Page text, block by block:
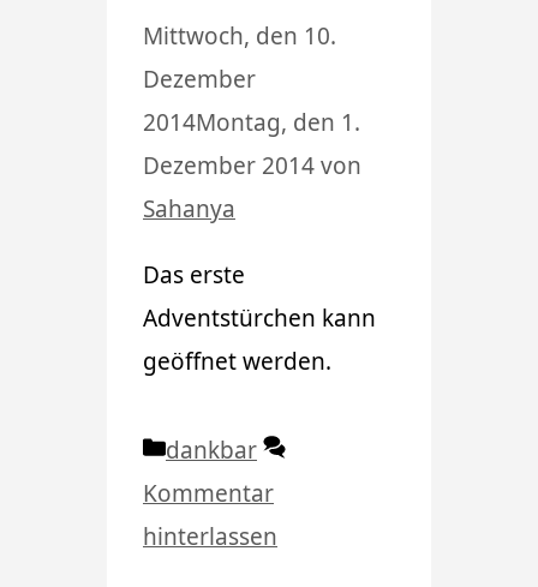
Mittwoch, den 10.
Dezember
2014Montag, den 1.
Dezember 2014von
Sahanya
Das erste
Adventstürchen kann
geöffnet werden.
Kategorien
dankbar
Kommentar
hinterlassen